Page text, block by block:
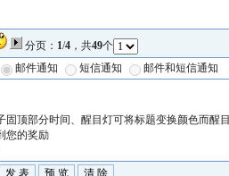
分页： 1/4，共49个
邮件通知 短信通知
邮件和短信通知
顶部分时间、醒目灯可将标题变换颜色而醒目
您的奖励